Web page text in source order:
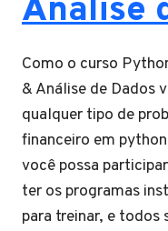
Análise
Como o curso
& Análise de Dados
qualquer tipo de
financeiro em
você possa
ter os programas
para treinar, e todos